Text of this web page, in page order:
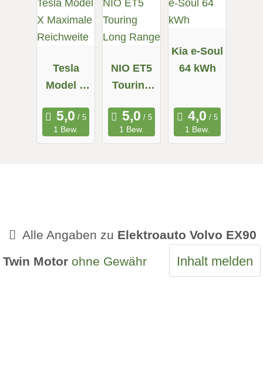
Tesla
Model X
Reichweit
e
1 Bew.
NIO ET5
Touring
Range
1 Bew.
Kia e-Soul
64 kWh
1 Bew.
Alle Angaben zu Elektroauto Volvo EX90
Twin Motor ohne Gewähr Inhalt melden